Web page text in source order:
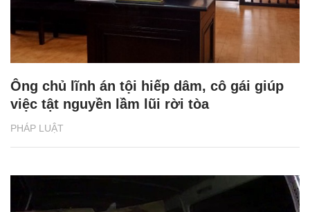
PHÁP LUẬT
Ông chủ lĩnh án tội hiếp dâm, cô gái giúp
việc tật nguyền lầm lũi rời tòa